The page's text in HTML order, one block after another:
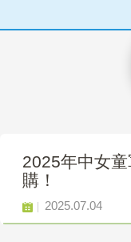
2025年中女
購！
2025.07.04